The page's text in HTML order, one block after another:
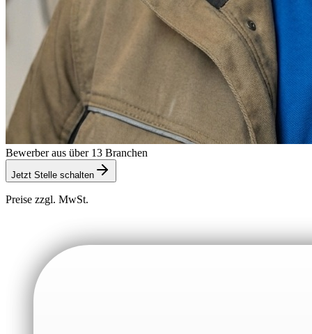
Bewerber aus über 13 Branchen
Jetzt Stelle schalten
Preise zzgl. MwSt.